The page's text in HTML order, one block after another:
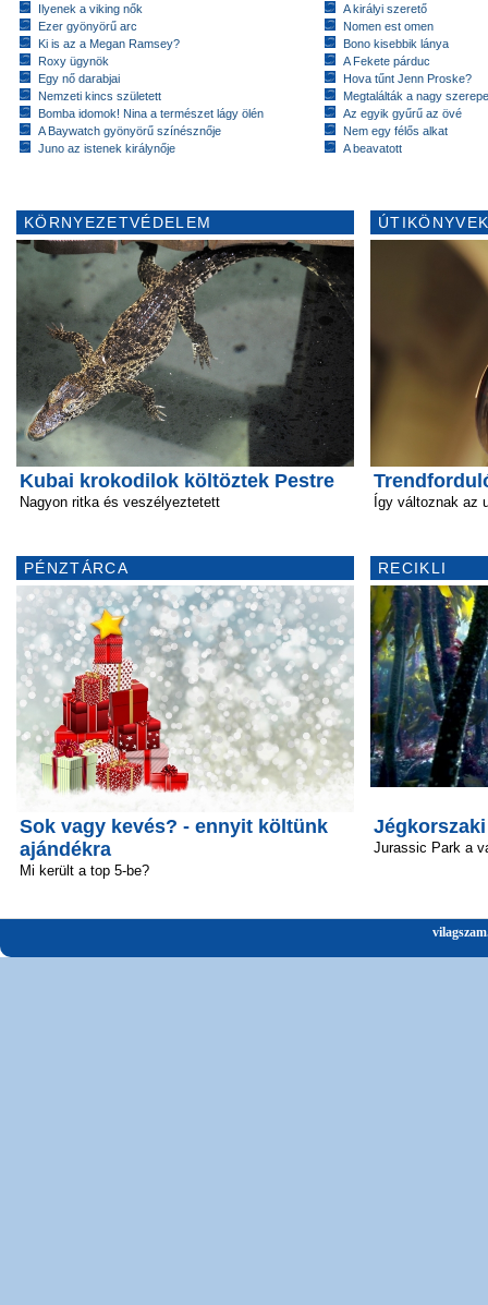
Ilyenek a viking nők
Ezer gyönyörű arc
Ki is az a Megan Ramsey?
Roxy ügynök
Egy nő darabjai
Nemzeti kincs született
Bomba idomok! Nina a természet lágy ölén
A Baywatch gyönyörű színésznője
Juno az istenek királynője
A királyi szerető
Nomen est omen
Bono kisebbik lánya
A Fekete párduc
Hova tűnt Jenn Proske?
Megtalálták a nagy
Az egyik gyűrű az övé
Nem egy félős alkat
A beavatott
KÖRNYEZETVÉDELEM
Kubai krokodilok költöztek Pestre
Nagyon ritka és veszélyeztetett
PÉNZTÁRCA
Sok vagy kevés? - ennyit költünk
ajándékra
Mi került a top 5-be?
Így változnak az
RECIKLI
Jurassic Park a